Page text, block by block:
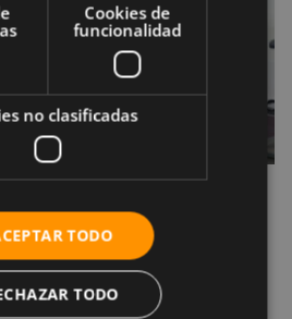
para
Cookies de
funcionalidad
no clasificadas
TODO
TODO